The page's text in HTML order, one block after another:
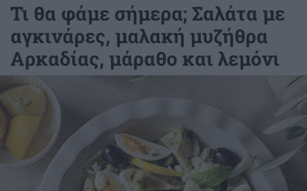
Τι θα φάμε σήμερα; Σαλάτα με
αγκινάρες, μαλακή μυζήθρα
Αρκαδίας, μάραθο και λεμόνι